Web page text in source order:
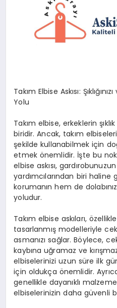
SIYASET
Takım Elbise Askısı:
Yolu
Takım elbise, erkeklerin
biridir. Ancak, takım
şekilde kullanabilmek için
etmek önemlidir. İşte bu
elbise askısı,
yardımcılarından biri haline
korumanın hem de
yoludur.
Takım elbise askıları,
tasarlanmış modelleriyle
asmanızı sağlar. Böylece,
kaybına uğramaz ve
elbiselerinizi uzun süre ilk
için oldukça önemlidir.
genellikle dayanıklı
elbiselerinizin daha güvenli